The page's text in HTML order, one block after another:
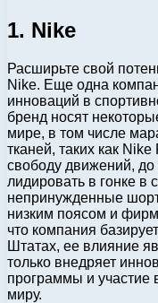
1. Nike
Расширьте свой
Nike. Еще одна
инноваций в
бренд носят
мире, в том числе
тканей, таких как
свободу движений, до
лидировать в гонке в
непринужденные
низким поясом и
что компания
Штатах, ее влияние
только внедряет
программы и участие
миру.